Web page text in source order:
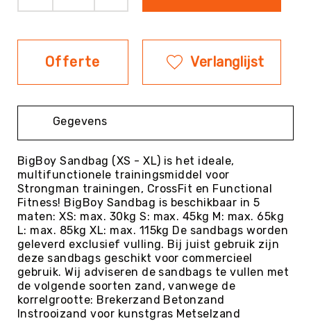
Golf
Hockey
Honk-
Softbal
Jeu
de
Boules
KanJam
Kin-
Ball
&
Omnikin®
Klimmen
Offerte Verlanglijst
Gegevens
BigBoy Sandbag (XS - XL) is het ideale,
multifunctionele trainingsmiddel voor
Strongman trainingen, CrossFit en Functional
Fitness! BigBoy Sandbag is beschikbaar in 5
maten: XS: max. 30kg S: max. 45kg M: max. 65kg
L: max. 85kg XL: max. 115kg De sandbags worden
geleverd exclusief vulling. Bij juist gebruik zijn
deze sandbags geschikt voor commercieel
gebruik. Wij adviseren de sandbags te vullen met
de volgende soorten zand, vanwege de
korrelgrootte: Brekerzand Betonzand
Instrooizand voor kunstgras Metselzand